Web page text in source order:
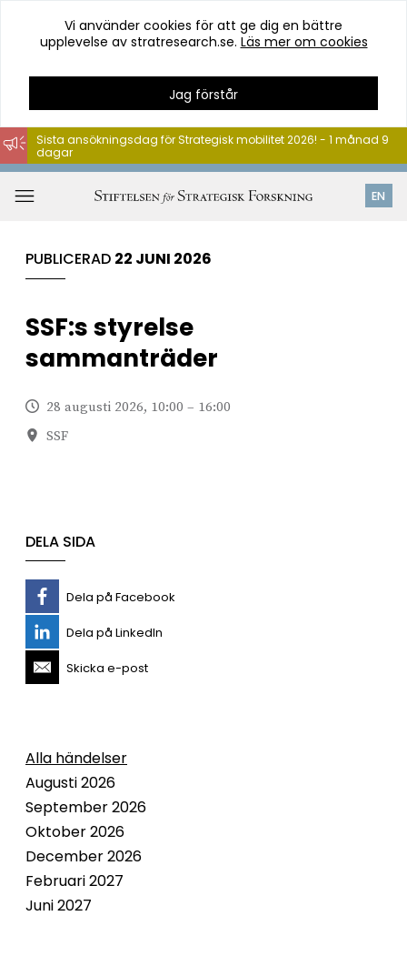
Hoppa
till
innehåll
Vi använder cookies för att ge dig en bättre
upplevelse av stratresearch.se. Läs mer om cookies
Jag förstår
EN
Sista ansökningsdag för Strategisk mobilitet 2026! - 1 månad 9
dagar
PUBLICERAD 22 JUNI 2026
SSF:s styrelse
sammanträder
28 augusti 2026, 10:00 – 16:00
SSF
DELA SIDA
Dela på Facebook
Dela på LinkedIn
Skicka e-post
Alla händelser
Augusti 2026
September 2026
Oktober 2026
December 2026
Februari 2027
Juni 2027